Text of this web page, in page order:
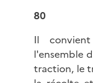
80
Il
l'ensemble
traction, le